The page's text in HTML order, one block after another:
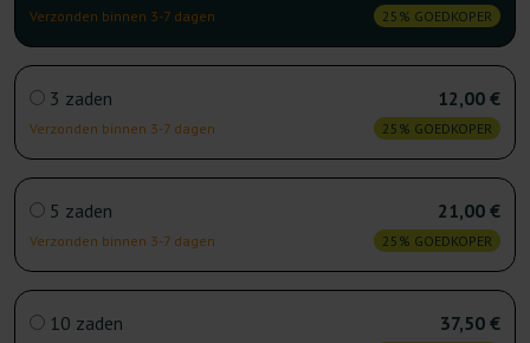
Verzonden binnen 3-7 dagen 25% GOEDKOPER
3 zaden
Verzonden binnen 3-7 dagen
12,00 €
25% GOEDKOPER
5 zaden
Verzonden binnen 3-7 dagen
21,00 €
25% GOEDKOPER
10 zaden 37,50 €